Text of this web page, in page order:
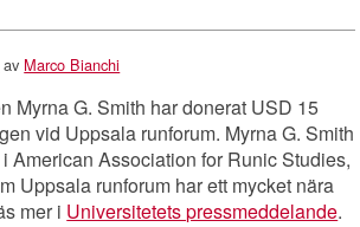
av Marco Bianchi
Myrna G. Smith har donerat USD 15
vid Uppsala runforum. Myrna G. Smith
American Association for Runic Studies,
Uppsala runforum har ett mycket nära
mer i Universitetets pressmeddelande.